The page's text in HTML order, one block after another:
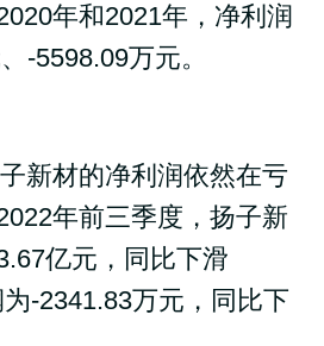
年和2021年，净利润
-5598.09万元。
新材的净利润依然在亏
年前三季度，扬子新
亿元，同比下滑
-2341.83万元，同比下